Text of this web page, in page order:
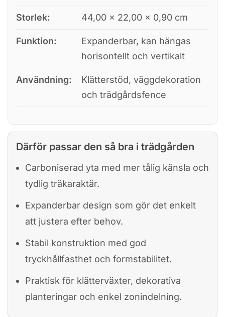
Storlek: 44,00 × 22,00 × 0,90 cm
Funktion:
Expanderbar, kan hängas
horisontellt och vertikalt
Användning:
Klätterstöd, väggdekoration
och trädgårdsfence
Därför passar den så bra i trädgården
Carboniserad yta med mer tålig känsla och
tydlig träkaraktär.
Expanderbar design som gör det enkelt
att justera efter behov.
Stabil konstruktion med god
tryckhållfasthet och formstabilitet.
Praktisk för klätterväxter, dekorativa
planteringar och enkel zonindelning.